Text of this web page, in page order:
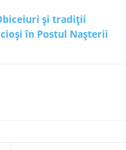
și tradiții
în Postul Nașterii